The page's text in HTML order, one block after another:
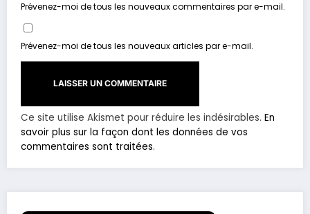
Prévenez-moi de tous les nouveaux commentaires par e-mail.
Prévenez-moi de tous les nouveaux articles par e-mail.
Ce site utilise Akismet pour réduire les indésirables. En
savoir plus sur la façon dont les données de vos
commentaires sont traitées.